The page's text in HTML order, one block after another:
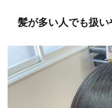
髪が多い人でも扱